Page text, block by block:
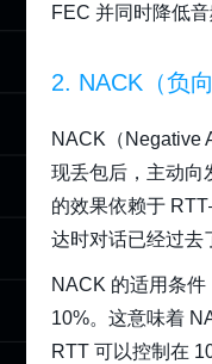
FEC 并同时降低音
2. NACK（负
NACK（Negative
现丢包后，主动向
的效果依赖于
达时对话已经过去
NACK 的适用条
10%。这意味着
RTT 可以控制在